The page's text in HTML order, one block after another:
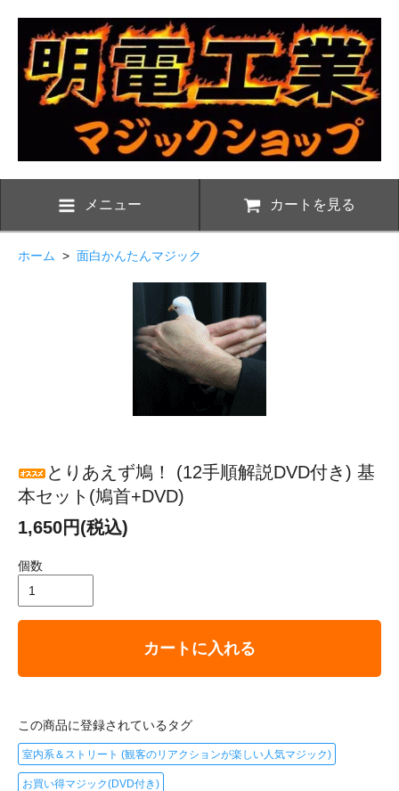
メニュー カートを見る
ホーム > 面白かんたんマジック
とりあえず鳩！ (12手順解説DVD付き) 基
本セット(鳩首+DVD)
1,650円(税込)
個数
カートに入れる
この商品に登録されているタグ
室内系＆ストリート (観客のリアクションが楽しい人気マジック)
お買い得マジック(DVD付き)